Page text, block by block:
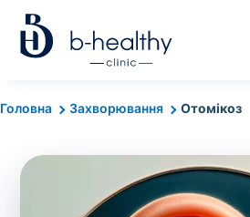
Головна Захворювання Отомікоз
Аналізи
Вартість забору крові - 50
Вартість забору